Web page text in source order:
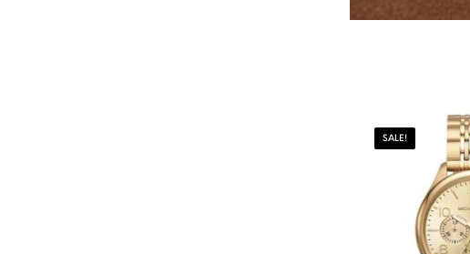
SALE!